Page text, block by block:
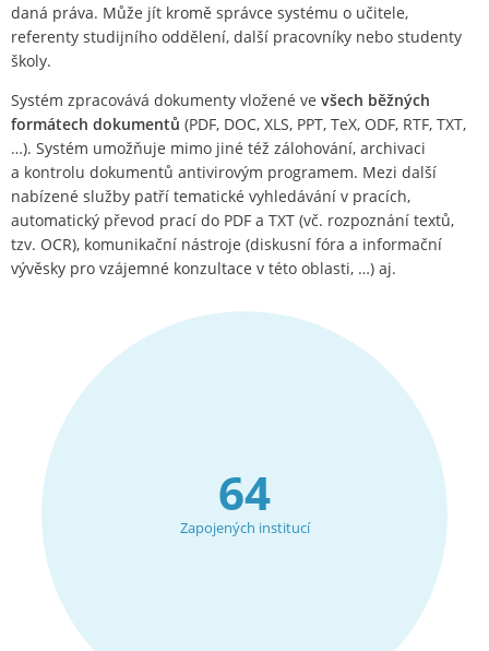
daná práva. Může jít kromě správce systému o učitele,
referenty studijního oddělení, další pracovníky nebo studenty
školy.
Systém zpracovává dokumenty vložené ve všech běžných
formátech dokumentů (PDF, DOC, XLS, PPT, TeX, ODF, RTF, TXT,
…). Systém umožňuje mimo jiné též zálohování, archivaci
a kontrolu dokumentů antivirovým programem. Mezi další
nabízené služby patří tematické vyhledávání v pracích,
automatický převod prací do PDF a TXT (vč. rozpoznání textů,
tzv. OCR), komunikační nástroje (diskusní fóra a informační
vývěsky pro vzájemné konzultace v této oblasti, …) aj.
64
Zapojených institucí